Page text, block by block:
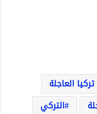
تركيا العاجلة
التركي